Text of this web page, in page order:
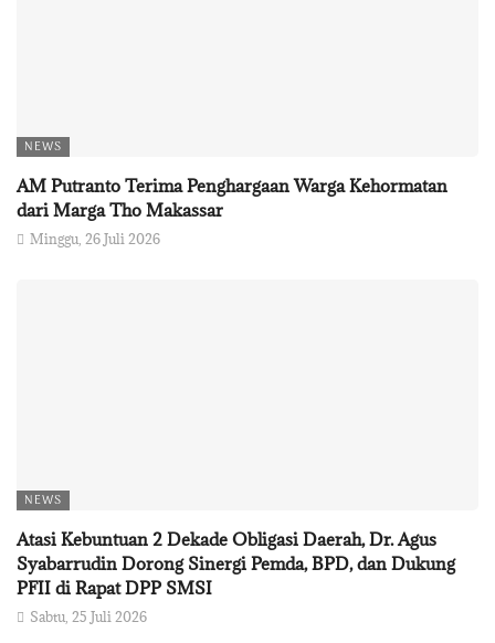
NEWS
AM Putranto Terima Penghargaan Warga Kehormatan
dari Marga Tho Makassar
Minggu, 26 Juli 2026
NEWS
Atasi Kebuntuan 2 Dekade Obligasi Daerah, Dr. Agus
Syabarrudin Dorong Sinergi Pemda, BPD, dan Dukung
PFII di Rapat DPP SMSI
Sabtu, 25 Juli 2026